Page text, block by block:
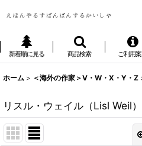
新着順に見る 商品検索 ご利用
ホーム > ＜海外の作家＞V・W・X・Y・Z
リスル・ウェイル（Lisl Weil）